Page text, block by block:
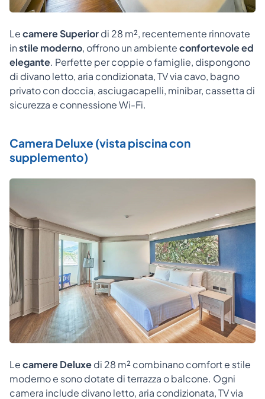
Lecamere Superiordi 28 m², recentemente rinnovate
instile moderno, offrono un ambienteconfortevole ed
elegante. Perfette per coppie o famiglie, dispongono
di divano letto, aria condizionata, TV via cavo, bagno
privato con doccia, asciugacapelli, minibar, cassetta di
sicurezza e connessione Wi-Fi.
Camera Deluxe (vista piscina con
supplemento)
Lecamere Deluxedi 28 m² combinano comfort e stile
moderno e sono dotate di terrazza o balcone. Ogni
camera include divano letto, aria condizionata, TV via